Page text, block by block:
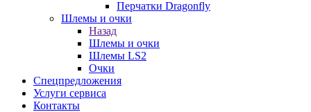
Перчатки Dragonfly
Шлемы и очки
Назад
Шлемы и очки
Шлемы LS2
Очки
Спецпредложения
Услуги сервиса
Контакты